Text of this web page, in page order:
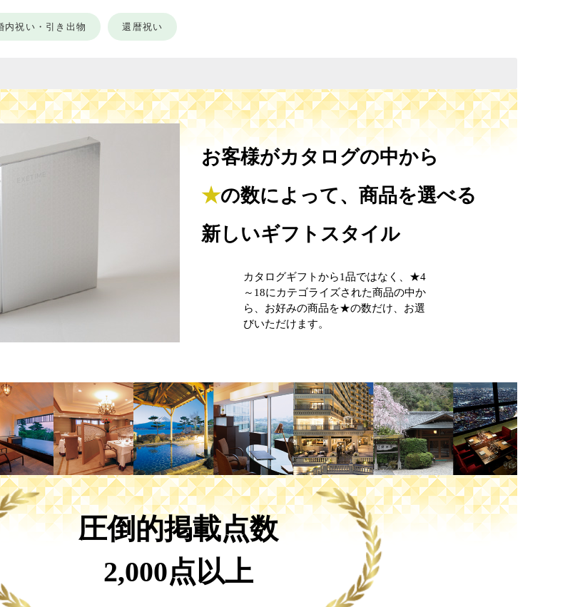
内祝い・引き出物 還暦祝い
お客様がカタログの中から
★の数によって、商品を選べる
新しいギフトスタイル
カタログギフトから1品ではなく、★4
～18にカテゴライズされた商品の中か
ら、お好みの商品を★の数だけ、お選
びいただけます。
圧倒的掲載点数
2,000点以上